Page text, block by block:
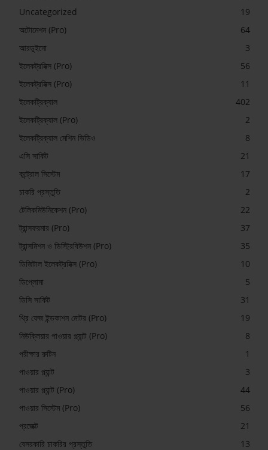
Uncategorized
19
অটোমেশন (Pro)
64
আরডুইনো
3
ইলেকট্রনিক্স (Pro)
56
ইলেকট্রনিক্স (Pro)
11
ইলেকট্রিক্যাল
402
ইলেকট্রিক্যাল (Pro)
2
ইলেকট্রিক্যাল মেশিন ভিডিও
8
এসি সার্কিট
21
কন্ট্রোল সিস্টেম
17
চাকরি প্রস্তুতি
2
টেলিকমিউনিকেশন (Pro)
22
ট্রান্সফরমার (Pro)
37
ট্রান্সমিশন ও ডিস্ট্রিবিউশন (Pro)
35
ডিজিটাল ইলেকট্রনিক্স (Pro)
10
ডিপ্লোমা
5
ডিসি সার্কিট
31
থ্রি ফেজ ইন্ডকাশন মোটর (Pro)
19
নিউক্লিয়ার পাওয়ার প্ল্যান্ট (Pro)
8
পরীক্ষার রুটিন
1
পাওয়ার প্ল্যান্ট
3
পাওয়ার প্ল্যান্ট (Pro)
44
পাওয়ার সিস্টেম (Pro)
56
প্রজেক্ট
21
বেসরকারি চাকরির প্রস্তুতি
13